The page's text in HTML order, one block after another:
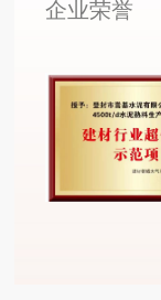
企业荣誉